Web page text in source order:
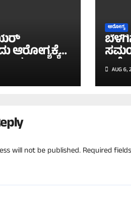
ಆರೋಗ್ಯಕ್ಕೆ
ಇಲ್ಲಿದೆ
ಮಾಹಿತಿ
ಆರೋಗ್ಯ
AUG 6,
will not be published.Required